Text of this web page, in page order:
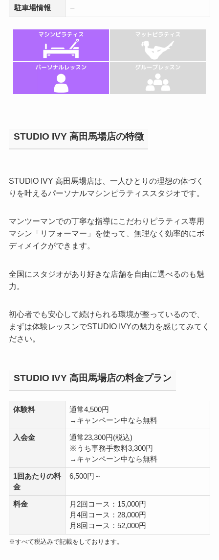
駐車場情報 –
STUDIO IVY 高田馬場店の特徴
STUDIO IVY 高田馬場店は、一人ひとりの理想の体づく
りを叶えるパーソナルマシンピラティススタジオです。
マンツーマンでの丁寧な指導にこだわりピラティス専用
マシン「リフォーマー」を使って、無理なく効率的にボ
ディメイクができます。
全国にスタジオがあり好きな店舗を自由に選べるのも魅
力。
初心者でも安心して続けられる環境が整っているので、
まずは体験レッスンでSTUDIO IVYの魅力を感じてみてく
ださい。
STUDIO IVY 高田馬場店の料金プラン
体験料
通常4,500円
→キャンペーン中なら無料
入会金
通常23,300円(税込)
※うち事務手数料3,300円
→キャンペーン中なら無料
1回あたりの料
金
6,500円～
料金
月2回コース：15,000円
月4回コース：28,000円
月8回コース：52,000円
※すべて税込みで記載をしております。